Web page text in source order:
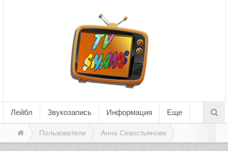
Лейбл Звукозапись Информация Еще
Пользователи Анна Севостьянова